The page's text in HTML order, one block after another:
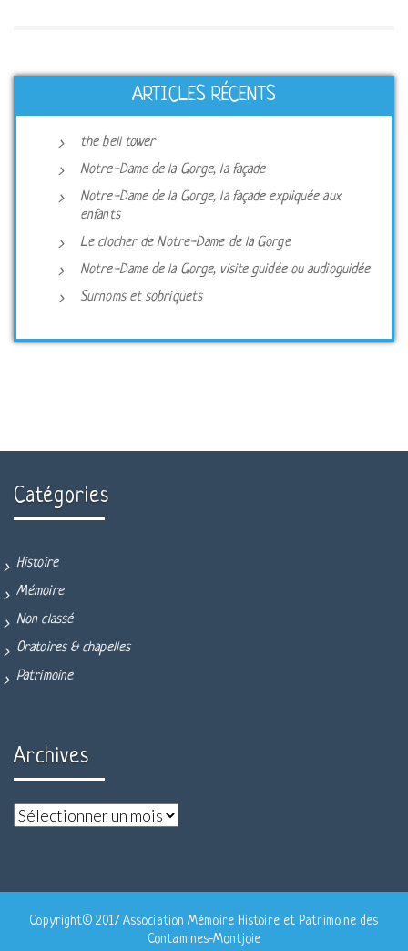
ARTICLES RÉCENTS
the bell tower
Notre-Dame de la Gorge, la façade
Notre-Dame de la Gorge, la façade expliquée aux
enfants
Le clocher de Notre-Dame de la Gorge
Notre-Dame de la Gorge, visite guidée ou audioguidée
Surnoms et sobriquets
Catégories
Histoire
Mémoire
Non classé
Oratoires & chapelles
Patrimoine
Archives
Copyright© 2017 Association Mémoire Histoire et Patrimoine des
Contamines-Montjoie